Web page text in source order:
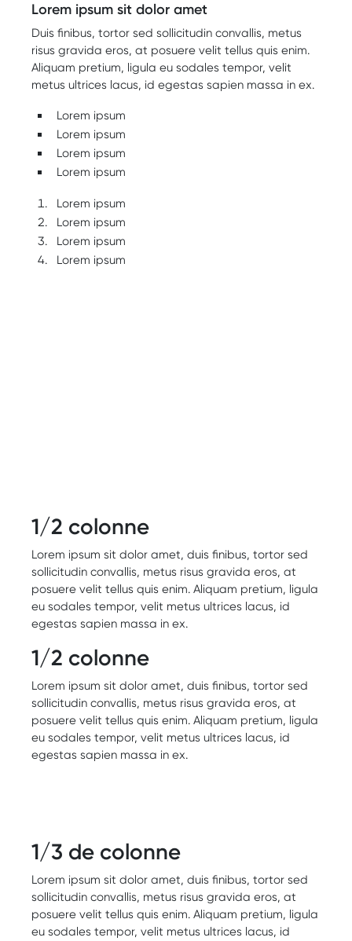
Lorem ipsum sit dolor amet
Duis finibus, tortor sed sollicitudin convallis, metus
risus gravida eros, at posuere velit tellus quis enim.
Aliquam pretium, ligula eu sodales tempor, velit
metus ultrices lacus, id egestas sapien massa in ex.
Lorem ipsum
Lorem ipsum
Lorem ipsum
Lorem ipsum
Lorem ipsum
Lorem ipsum
Lorem ipsum
Lorem ipsum
1/2 colonne
Lorem ipsum sit dolor amet, duis finibus, tortor sed
sollicitudin convallis, metus risus gravida eros, at
posuere velit tellus quis enim. Aliquam pretium, ligula
eu sodales tempor, velit metus ultrices lacus, id
egestas sapien massa in ex.
1/2 colonne
Lorem ipsum sit dolor amet, duis finibus, tortor sed
sollicitudin convallis, metus risus gravida eros, at
posuere velit tellus quis enim. Aliquam pretium, ligula
eu sodales tempor, velit metus ultrices lacus, id
egestas sapien massa in ex.
1/3 de colonne
Lorem ipsum sit dolor amet, duis finibus, tortor sed
sollicitudin convallis, metus risus gravida eros, at
posuere velit tellus quis enim. Aliquam pretium, ligula
eu sodales tempor, velit metus ultrices lacus, id